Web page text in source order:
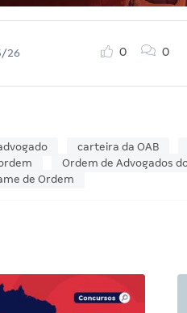
26
0 0
carteira da OAB
Ordem de Advogados
de Ordem